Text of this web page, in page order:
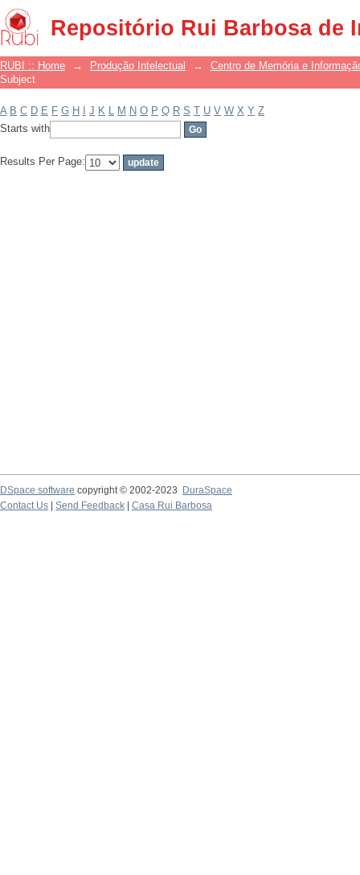
Repositório Rui Barbosa de
Filter by: Subject
RUBI :: Home → Produção Intelectual →
Centro de Memória e
Subject
A B C D E F G H J K L M N O P Q R S T U V W X Y Z
Starts with
Results Per Page:
DSpace software copyright © 2002-2023
DuraSpace
Contact Us
Send Feedback Casa Rui Barbosa